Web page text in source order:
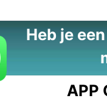
Heb je
APP